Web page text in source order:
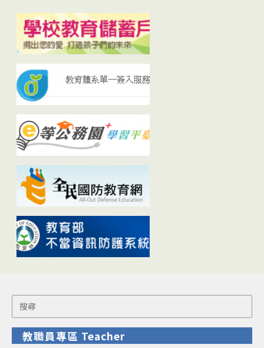
Search
for:
教職員專區 Teacher